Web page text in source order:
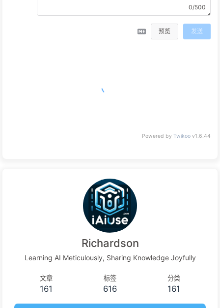
0/500
预览 发送
Powered by Twikoo v1.6.44
Richardson
Learning AI Meticulously, Sharing Knowledge Joyfully
文章
161
标签
616
分类
161